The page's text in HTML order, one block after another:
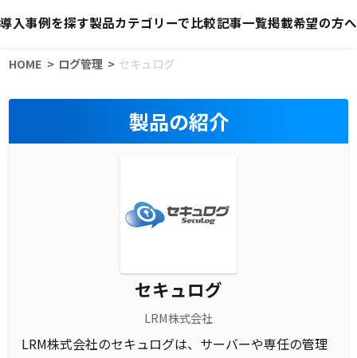
導入事例を探す製品カテゴリーで比較記事一覧掲載希望の方へ
HOME ログ管理 セキュログ
製品の紹介
セキュログ
LRM株式会社
LRM株式会社のセキュログは、サーバーや専任の管理